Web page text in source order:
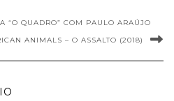
“O QUADRO” COM PAULO ARAÚJO
ANIMALS – O ASSALTO (2018)